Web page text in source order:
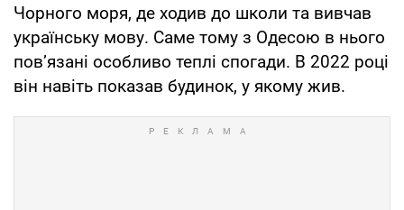
Чорного моря, де ходив до школи та вивчав
українську мову. Саме тому з Одесою в нього
повʼязані особливо теплі спогади. В 2022 році
він навіть показав будинок, у якому жив.